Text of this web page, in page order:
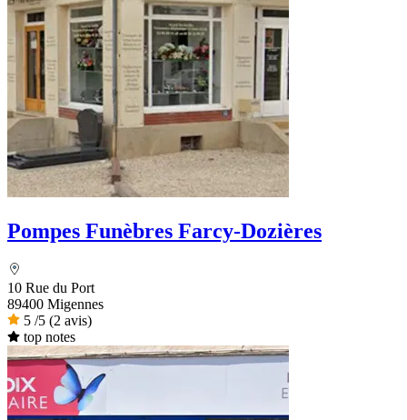
Pompes Funèbres Farcy-Dozières
10 Rue du Port
89400 Migennes
5 /5 (2 avis)
top notes